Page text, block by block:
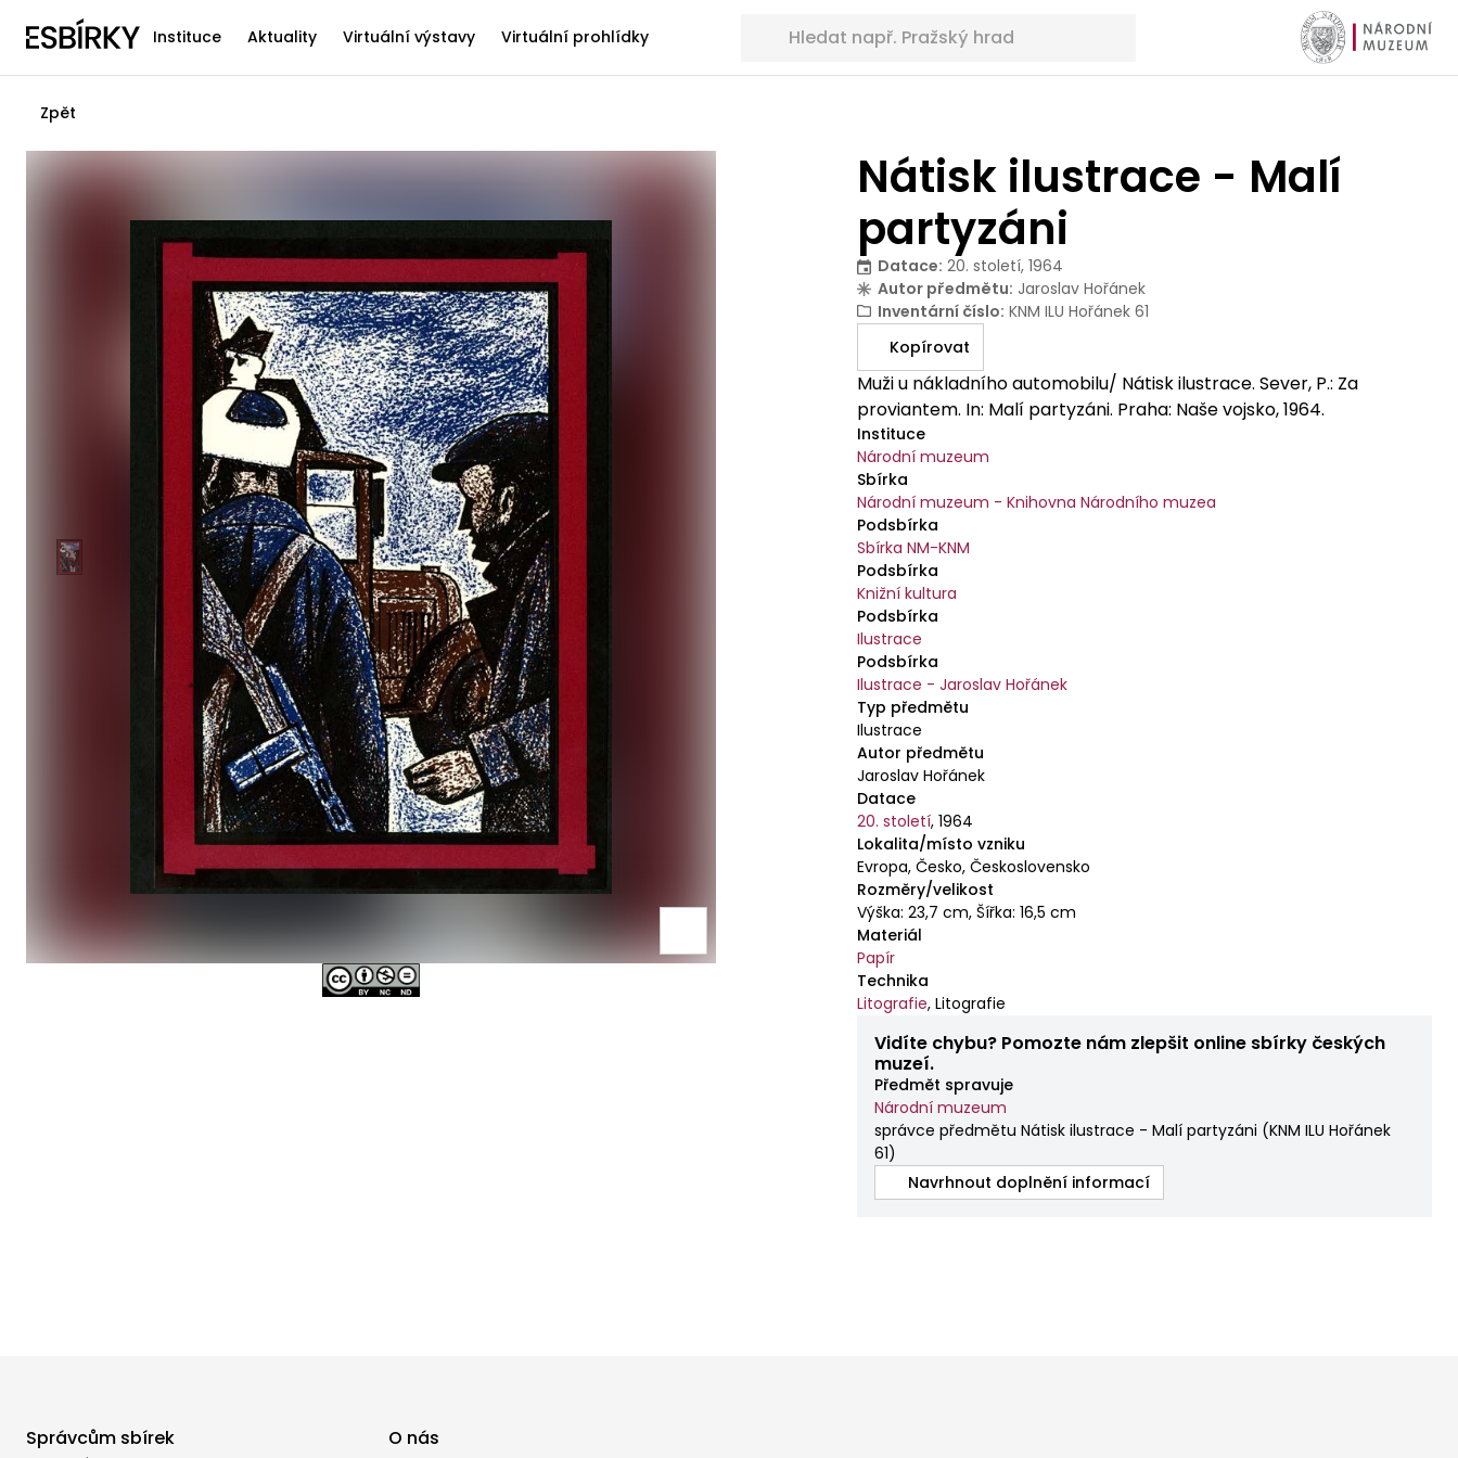
Instituce Aktuality Virtuální výstavy Virtuální prohlídky
Zpět
Nátisk ilustrace - Malí
partyzáni
Datace: 20. století, 1964
Autor předmětu: Jaroslav Hořánek
Inventární číslo: KNM ILU Hořánek 61
Kopírovat
Muži u nákladního automobilu/ Nátisk ilustrace. Sever, P.: Za
proviantem. In: Malí partyzáni. Praha: Naše vojsko, 1964.
Instituce
Národní muzeum
Sbírka
Národní muzeum - Knihovna Národního muzea
Podsbírka
Sbírka NM-KNM
Podsbírka
Knižní kultura
Podsbírka
Ilustrace
Podsbírka
Ilustrace - Jaroslav Hořánek
Typ předmětu
Ilustrace
Autor předmětu
Jaroslav Hořánek
Datace
20. století,1964
Lokalita/místo vzniku
Evropa, Česko, Československo
Rozměry/velikost
Výška: 23,7 cm, Šířka: 16,5 cm
Materiál
Papír
Technika
Litografie,Litografie
Vidíte chybu? Pomozte nám zlepšit online sbírky českých
muzeí.
Předmět spravuje
Národní muzeum
správce předmětu Nátisk ilustrace - Malí partyzáni (KNM ILU Hořánek
61)
Navrhnout doplnění informací
Správcům sbírek
O nás